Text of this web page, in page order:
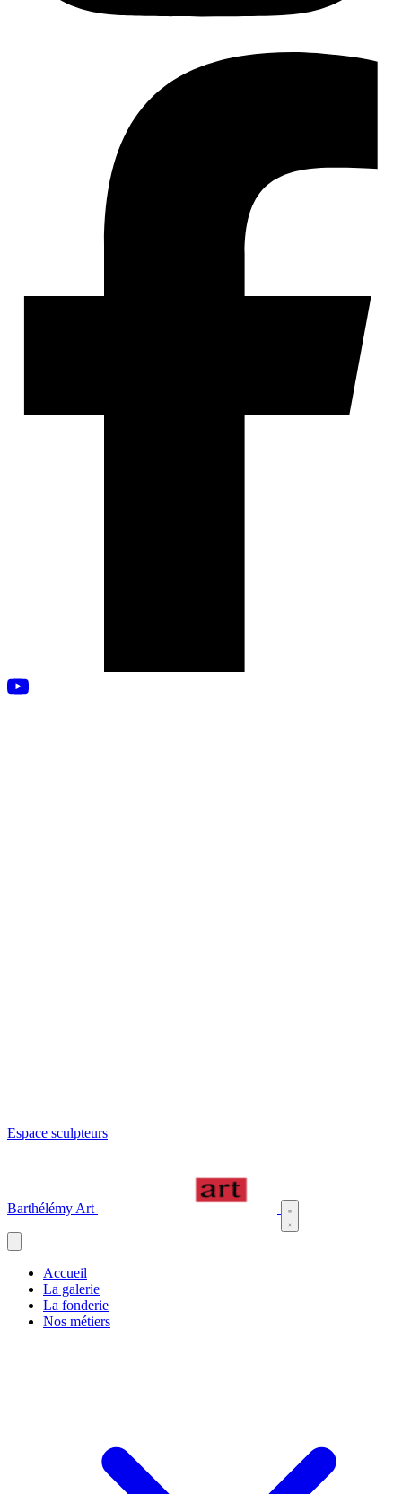
Espace sculpteurs
Barthélémy Art
Accueil
La galerie
La fonderie
Nos métiers